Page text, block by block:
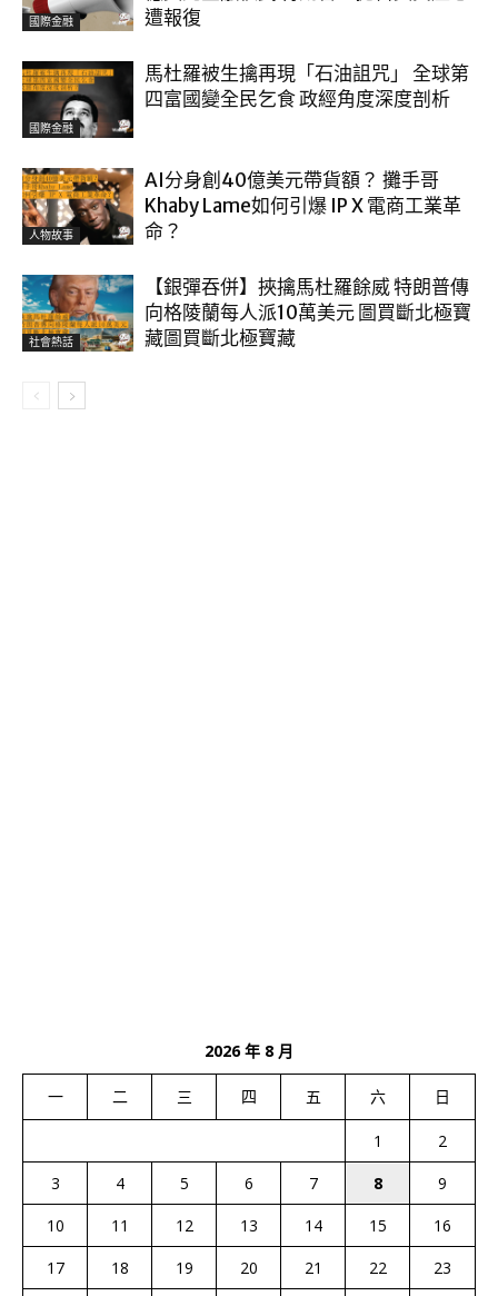
國際金融
遭報復
國際金融
馬杜羅被生擒再現「石油詛咒」 全球第
四富國變全民乞食 政經角度深度剖析
人物故事
AI分身創40億美元帶貨額？ 攤手哥
Khaby Lame如何引爆 IP X 電商工業革
命？
社會熱話
【銀彈吞併】挾擒馬杜羅餘威 特朗普傳
向格陵蘭每人派10萬美元 圖買斷北極寶
藏圖買斷北極寶藏
2026 年 8 月
一 二 三 四 五 六 日
1
2
3
4 5 6 7 8
9
10
11 12 13 14 15
16
17
18 19 20 21 22
23